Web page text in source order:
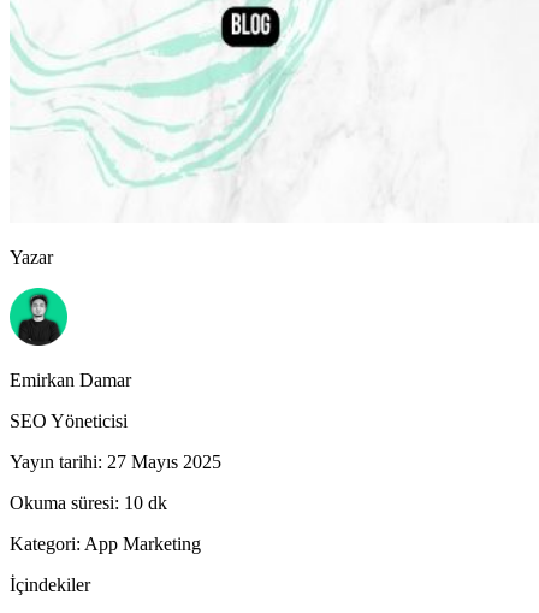
Yazar
Emirkan Damar
SEO Yöneticisi
Yayın tarihi: 27 Mayıs 2025
Okuma süresi: 10 dk
Kategori: App Marketing
İçindekiler